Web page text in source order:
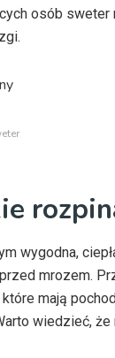
osób
wygodna,
mrozem.
które mają
wiedzieć,